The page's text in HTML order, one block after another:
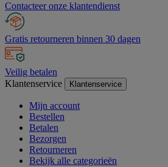
Contacteer onze klantendienst
Gratis retourneren binnen 30 dagen
Veilig betalen
Klantenservice
Klantenservice
Mijn account
Bestellen
Betalen
Bezorgen
Retourneren
Bekijk alle categorieën